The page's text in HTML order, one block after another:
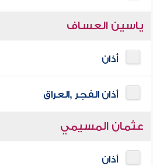
ياسين العساف
أذان
أذان الفجر ,العراق
عثمان المسيمي
أذان